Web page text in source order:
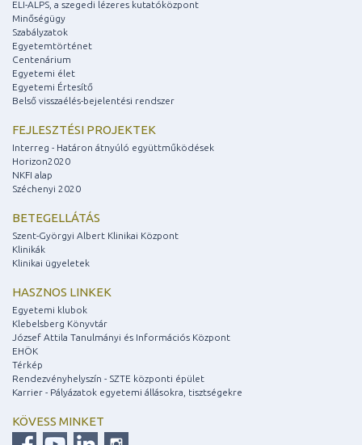
ELI-ALPS, a szegedi lézeres kutatóközpont
Minőségügy
Szabályzatok
Egyetemtörténet
Centenárium
Egyetemi élet
Egyetemi Értesítő
Belső visszaélés-bejelentési rendszer
FEJLESZTÉSI PROJEKTEK
Interreg - Határon átnyúló együttműködések
Horizon2020
NKFI alap
Széchenyi 2020
BETEGELLÁTÁS
Szent-Györgyi Albert Klinikai Központ
Klinikák
Klinikai ügyeletek
HASZNOS LINKEK
Egyetemi klubok
Klebelsberg Könyvtár
József Attila Tanulmányi és Információs Központ
EHÖK
Térkép
Rendezvényhelyszín - SZTE központi épület
Karrier - Pályázatok egyetemi állásokra, tisztségekre
KÖVESS MINKET